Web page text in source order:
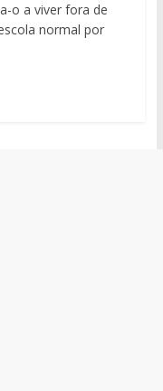
o a viver fora de
normal por